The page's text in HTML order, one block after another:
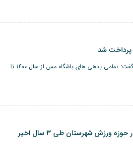
شد
دبیر کمیته ورزش شرکت ملی صنایع مس ایران گفت: تمامی بدهی های باشگاه مس از سال ۱۴۰۰ تا
ورزش شهرستان طی ۳ سال اخیر